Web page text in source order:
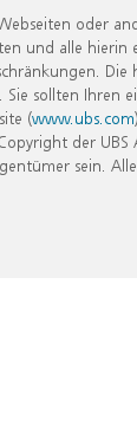
oder
und alle
sollten Ihren
(www.ubs.com
der
sein.